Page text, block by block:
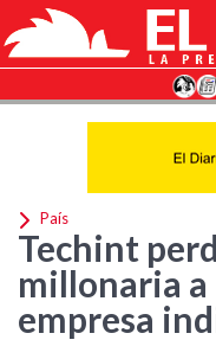
País
Techint
millonaria a
empresa